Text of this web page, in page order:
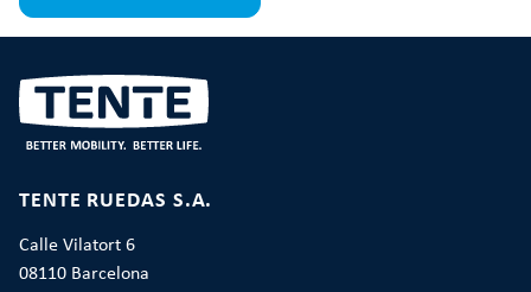
TENTE RUEDAS S.A.
Calle Vilatort 6
08110 Barcelona